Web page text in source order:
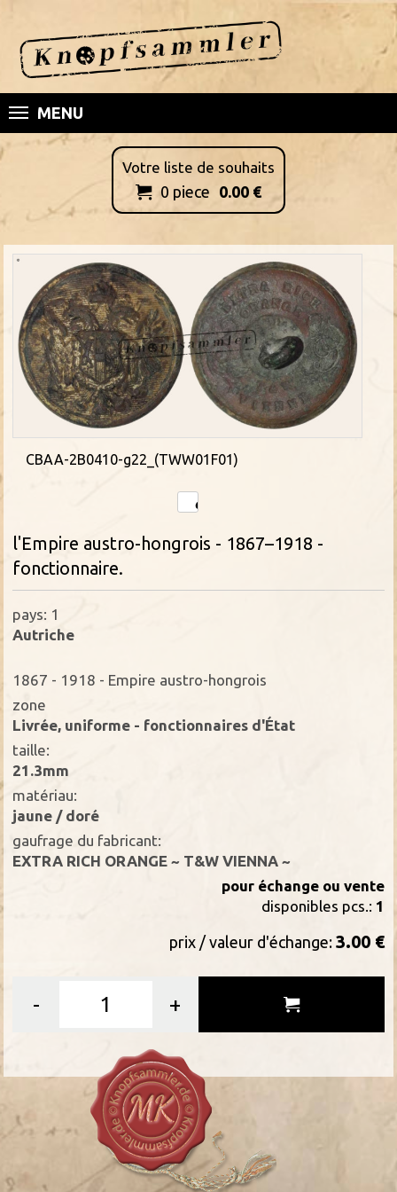
MENU
Votre liste de souhaits
 0 piece 0.00 €
CBAA-2B0410-g22_(TWW01F01)
l'Empire austro-hongrois - 1867–1918 -
fonctionnaire.
pays: 1
Autriche
1867 - 1918 - Empire austro-hongrois
zone
Livrée, uniforme - fonctionnaires d'État
taille:
21.3mm
matériau:
jaune / doré
gaufrage du fabricant:
EXTRA RICH ORANGE ~ T&W VIENNA ~
pour échange ou vente
disponibles pcs.: 1
prix / valeur d'échange: 3.00 €
- +